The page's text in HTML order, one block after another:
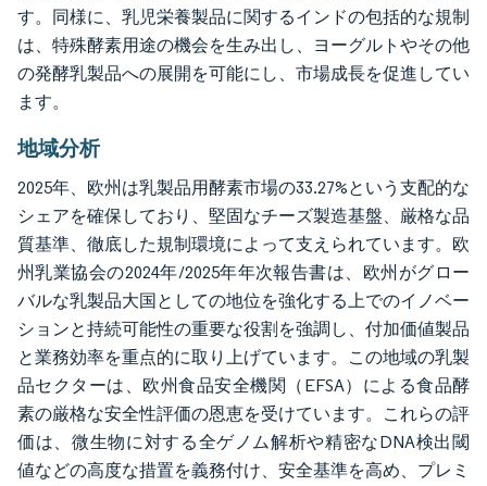
す。同様に、乳児栄養製品に関するインドの包括的な規制
は、特殊酵素用途の機会を生み出し、ヨーグルトやその他
の発酵乳製品への展開を可能にし、市場成長を促進してい
ます。
地域分析
2025年、欧州は乳製品用酵素市場の33.27%という支配的な
シェアを確保しており、堅固なチーズ製造基盤、厳格な品
質基準、徹底した規制環境によって支えられています。欧
州乳業協会の2024年/2025年年次報告書は、欧州がグロー
バルな乳製品大国としての地位を強化する上でのイノベー
ションと持続可能性の重要な役割を強調し、付加価値製品
と業務効率を重点的に取り上げています。この地域の乳製
品セクターは、欧州食品安全機関（EFSA）による食品酵
素の厳格な安全性評価の恩恵を受けています。これらの評
価は、微生物に対する全ゲノム解析や精密なDNA検出閾
値などの高度な措置を義務付け、安全基準を高め、プレミ